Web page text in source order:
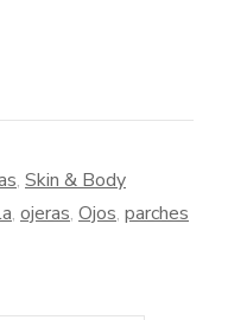
, Skin & Body
, ojeras, Ojos, parches